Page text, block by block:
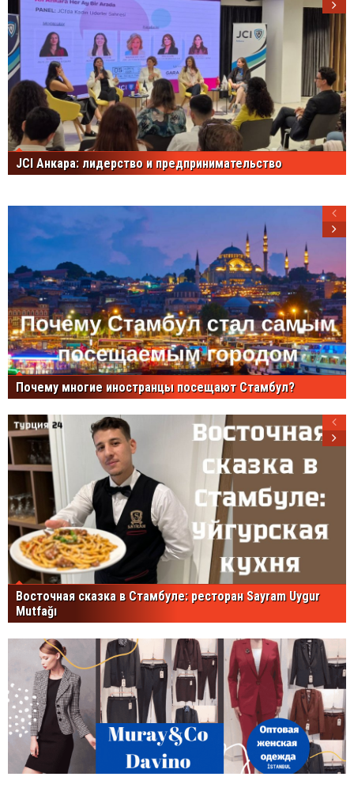
JCI Анкара: лидерство и предпринимательство
Почему многие иностранцы посещают Стамбул?
Восточная сказка в Стамбуле: ресторан Sayram Uygur
Mutfağı